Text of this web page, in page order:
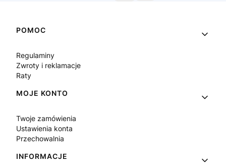
Linki w stopce
POMOC
Regulaminy
Zwroty i reklamacje
Raty
MOJE KONTO
Twoje zamówienia
Ustawienia konta
Przechowalnia
INFORMACJE